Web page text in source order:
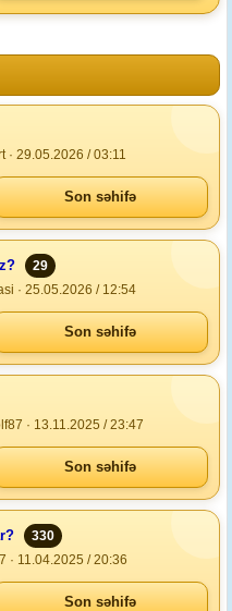
· 29.05.2026 / 03:11
Son səhifə
29
· 25.05.2026 / 12:54
Son səhifə
· 13.11.2025 / 23:47
Son səhifə
330
· 11.04.2025 / 20:36
Son səhifə